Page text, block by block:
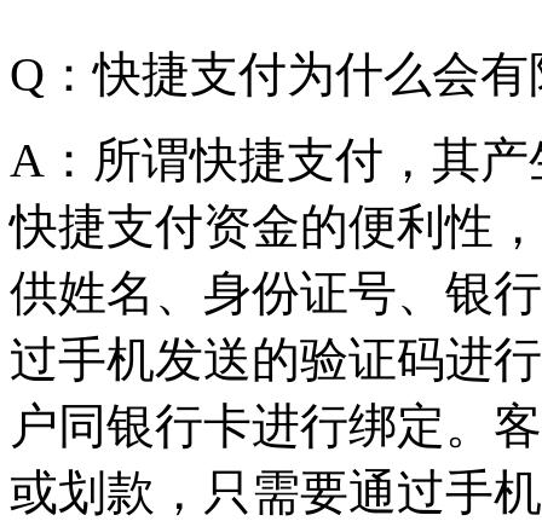
Q ：快捷支付为什么会
A ：所谓快捷支付，其
快捷支付资金的便利性
供姓名、身份证号、银
过手机发送的验证码进
户同银行卡进行绑定。
或划款，只需要通过手